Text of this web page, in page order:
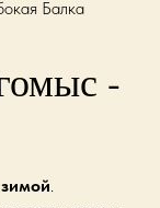
Балка
-
зимой.